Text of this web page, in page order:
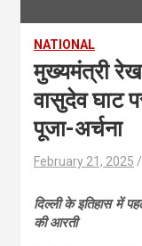
NATIONAL
मुख्यमंत्री
वासुदेव घाट
पूजा-अर्चना
February 21, 2025
दिल्ली के इतिहास में
की आरती